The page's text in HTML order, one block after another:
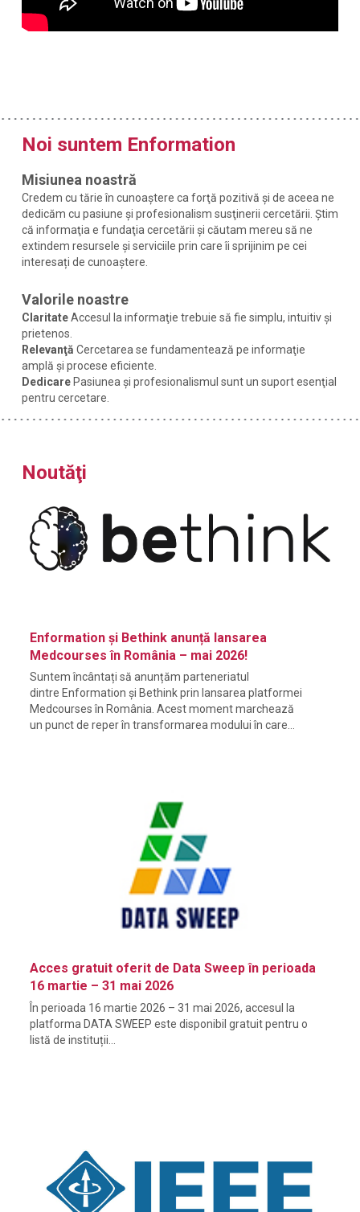
Noi suntem Enformation
Misiunea noastră
Credem cu tărie în cunoaștere ca forţă pozitivă și de aceea ne
dedicăm cu pasiune și profesionalism susţinerii cercetării. Știm
că informaţia e fundaţia cercetării și căutam mereu să ne
extindem resursele și serviciile prin care îi sprijinim pe cei
interesați de cunoaștere.
Valorile noastre
ClaritateAccesul la informaţie trebuie să fie simplu, intuitiv și
prietenos.
Relevanţă Cercetarea se fundamentează pe informaţie
amplă și procese eficiente.
DedicarePasiunea și profesionalismul sunt un suport esenţial
pentru cercetare.
Noutăţi
Enformation și Bethink anunță lansarea
Medcourses în România – mai 2026!
Suntem încântați să anunțăm parteneriatul
dintre Enformation și Bethink prin lansarea platformei
Medcourses în România. Acest moment marchează
un punct de reper în transformarea modului în care…
Acces gratuit oferit de Data Sweep în perioada
16 martie – 31 mai 2026
În perioada 16 martie 2026 – 31 mai 2026, accesul la
platforma DATA SWEEP este disponibil gratuit pentru o
listă de instituții…